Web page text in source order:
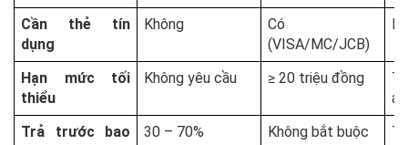
Cần thẻ tín
dụng
Không
Có
(VISA/MC/JCB)
Hạn mức tối
thiểu
Không yêu cầu ≥ 20 triệu đồng
Trả trước bao
30 – 70% Không bắt buộc